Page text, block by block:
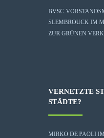
BVSC-
SLEMBROUCK IM
ZUR GRÜNEN
VERNETZTE
STÄDTE?
MIRKO DE PAOLI